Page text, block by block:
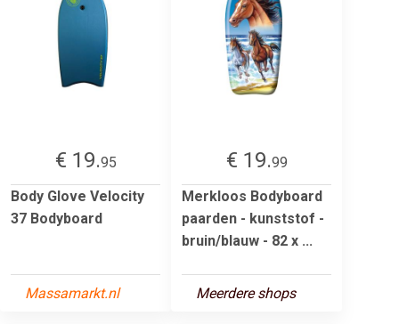
€ 19.95
Body Glove Velocity
37 Bodyboard
Massamarkt.nl
€ 19.99
Merkloos Bodyboard
paarden - kunststof -
bruin/blauw - 82 x ...
Meerdere shops